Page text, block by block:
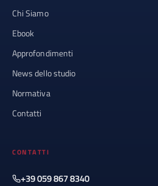
Chi Siamo
Ebook
Approfondimenti
News dello studio
Normativa
Contatti
CONTATTI
+39 059 867 8340